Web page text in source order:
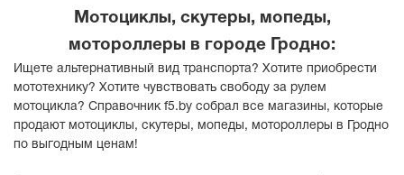
+375 33 656 39 78
+375 29 785 74 90
(0152) 75-74-58
+375 33 693 55 88
+375 25 989 24 85
Мотоциклы, скутеры, мопеды,
мотороллеры в городе Гродно:
Ищете альтернативный вид транспорта? Хотите приобрести
мототехнику? Хотите чувствовать свободу за рулем
мотоцикла? Справочник f5.by собрал все магазины, которые
продают мотоциклы, скутеры, мопеды, мотороллеры в Гродно
по выгодным ценам!